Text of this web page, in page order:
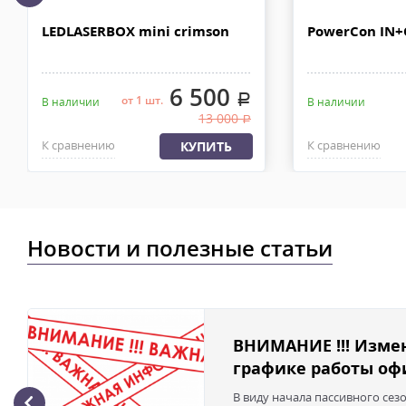
в течении 2-4х рабочих дней с момента 100% предоплаты,
LEDLASERBOX mini crimson
В наличии от 1 шт.6 500 .
13 000.
К сравнению КУПИТЬ
PowerCon
В наличии
К сравнению
Новости и полезные статьи
ВНИМАНИЕ !!!
графике работы
В виду начала пассивного